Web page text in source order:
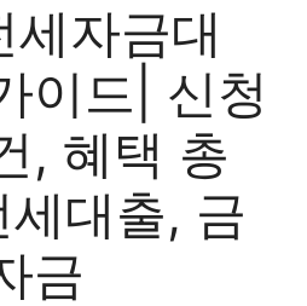
세자금대
이드| 신청
, 혜택 총
대출, 금
금